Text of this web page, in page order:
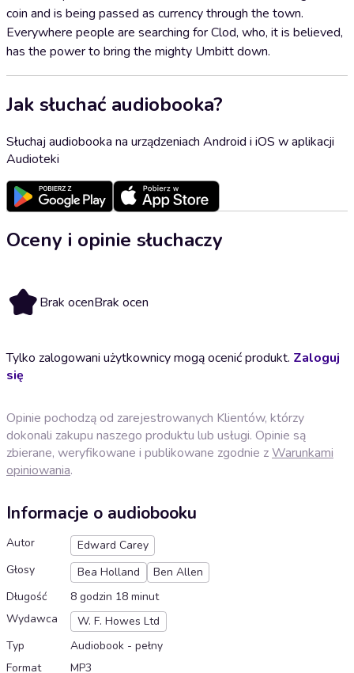
coin and is being passed as currency through the town.
Everywhere people are searching for Clod, who, it is believed,
has the power to bring the mighty Umbitt down.
Jak słuchać audiobooka?
Słuchaj audiobooka na urządzeniach Android i iOS w aplikacji
Audioteki
Oceny i opinie słuchaczy
Brak ocenBrak ocen
Tylko zalogowani użytkownicy mogą ocenić produkt. Zaloguj
się
Opinie pochodzą od zarejestrowanych Klientów, którzy
dokonali zakupu naszego produktu lub usługi. Opinie są
zbierane, weryfikowane i publikowane zgodnie zWarunkami
opiniowania.
Informacje o audiobooku
Autor
Edward Carey
Głosy
Bea Holland
Ben Allen
Długość
8 godzin 18 minut
Wydawca
W. F. Howes Ltd
Typ
Audiobook - pełny
Format
MP3